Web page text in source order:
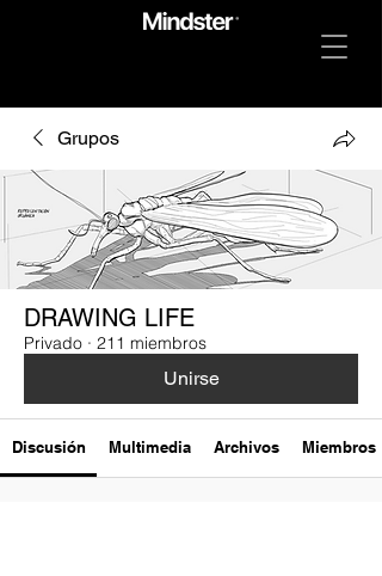
Grupos
DRAWING LIFE
Privado · 211 miembros
Unirse
Discusión Multimedia Archivos Miembros